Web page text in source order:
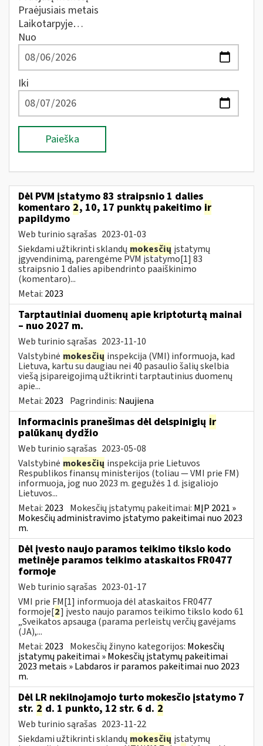
Praėjusiais metais
Laikotarpyje…
Nuo
Iki
Paieška
Dėl PVM įstatymo 83 straipsnio 1 dalies
komentaro 2, 10, 17 punktų pakeitimo ir
papildymo
Web turinio sąrašas 2023-01-03
Siekdami užtikrinti sklandų mokesčių įstatymų
įgyvendinimą, parengėme PVM įstatymo[1] 83
straipsnio 1 dalies apibendrinto paaiškinimo
(komentaro)...
Metai: 2023
Tarptautiniai duomenų apie kriptoturtą mainai
– nuo 2027 m.
Web turinio sąrašas 2023-11-10
Valstybinė mokesčių inspekcija (VMI) informuoja, kad
Lietuva, kartu su daugiau nei 40 pasaulio šalių skelbia
viešą įsipareigojimą užtikrinti tarptautinius duomenų
apie...
Metai: 2023 Pagrindinis: Naujiena
Informacinis pranešimas dėl delspinigių ir
palūkanų dydžio
Web turinio sąrašas 2023-05-08
Valstybinė mokesčių inspekcija prie Lietuvos
Respublikos finansų ministerijos (toliau — VMI prie FM)
informuoja, jog nuo 2023 m. gegužės 1 d. įsigaliojo
Lietuvos...
Metai: 2023 Mokesčių įstatymų pakeitimai: MĮP 2021 »
Mokesčių administravimo įstatymo pakeitimai nuo 2023
m.
Dėl įvesto naujo paramos teikimo tikslo kodo
metinėje paramos teikimo ataskaitos FR0477
formoje
Web turinio sąrašas 2023-01-17
VMI prie FM[1] informuoja dėl ataskaitos FR0477
formoje[2] įvesto naujo paramos teikimo tikslo kodo 61
„Sveikatos apsauga (parama perleistų verčių gavėjams
(JA),...
Metai: 2023 Mokesčių žinyno kategorijos: Mokesčių
įstatymų pakeitimai » Mokesčių įstatymų pakeitimai
2023 metais » Labdaros ir paramos pakeitimai nuo 2023
m.
Dėl LR nekilnojamojo turto mokesčio įstatymo 7
str. 2 d. 1 punkto, 12 str. 6 d. 2
Web turinio sąrašas 2023-11-22
Siekdami užtikrinti sklandų mokesčių įstatymų